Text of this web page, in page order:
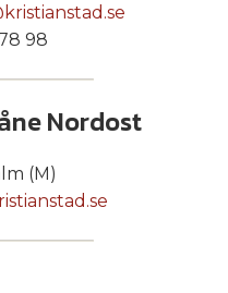
98
Nordost
(M)